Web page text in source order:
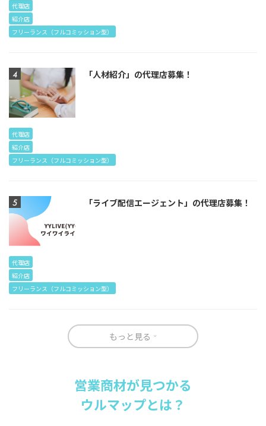
代理店
紹介店
フリーランス（フルコミッション型）
「人材紹介」の代理店募集！
代理店
紹介店
フリーランス（フルコミッション型）
「ライブ配信エージェント」の代理店募集！
代理店
紹介店
フリーランス（フルコミッション型）
もっと見る
営業商材が見つかる
ウルマップとは？